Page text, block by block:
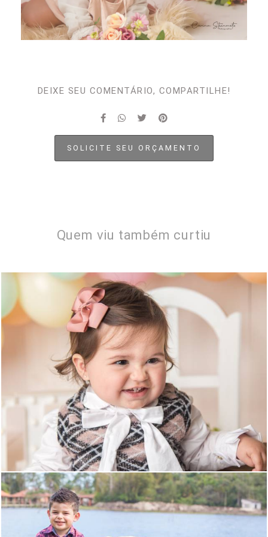
DEIXE SEU COMENTÁRIO, COMPARTILHE!
SOLICITE SEU ORÇAMENTO
Quem viu também curtiu
1424 23